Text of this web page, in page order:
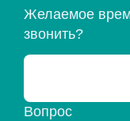
Желаемое
звонить?
Вопрос